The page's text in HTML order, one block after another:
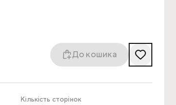
До кошика
Кількість сторінок